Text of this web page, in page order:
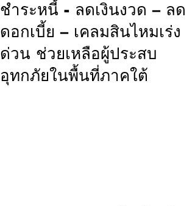
ชำระหนี้ - ลดเงินงวด – ลด
ดอกเบี้ย – เคลมสินไหมเร่ง
ด่วน ช่วยเหลือผู้ประสบ
อุทกภัยในพื้นที่ภาคใต้